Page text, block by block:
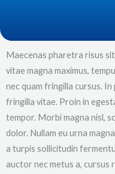
садржај
Maecenas pharetra risus
vitae magna maximus,
nec quam fringilla cursus.
fringilla vitae. Proin in
tempor. Morbi magna nisl,
dolor. Nullam eu urna
a turpis sollicitudin
auctor nec metus a, cursus